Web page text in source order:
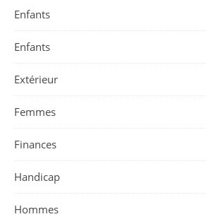
Enfants
Enfants
Extérieur
Femmes
Finances
Handicap
Hommes